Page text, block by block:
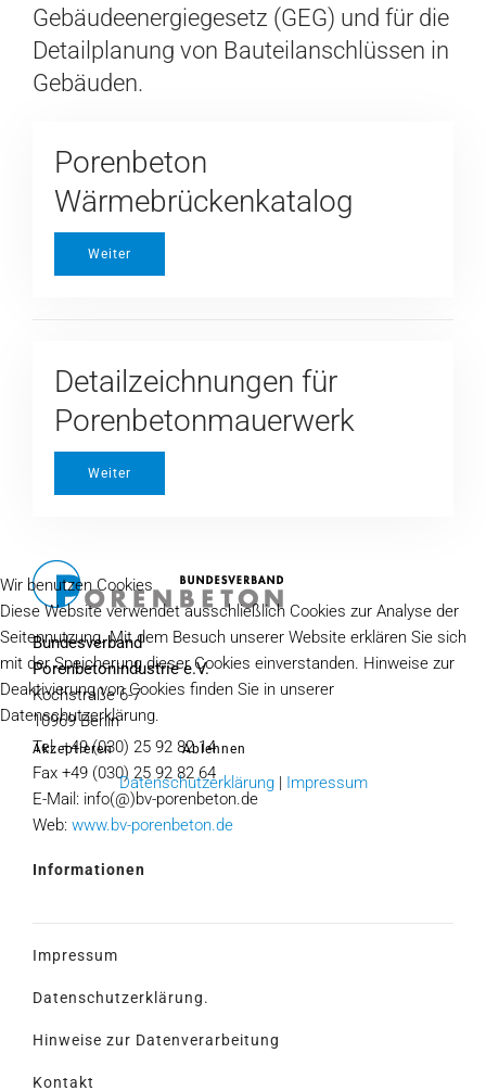
Gebäudeenergiegesetz (GEG) und für die
Detailplanung von Bauteilanschlüssen in
Gebäuden.
Porenbeton
Wärmebrückenkatalog
Weiter
Detailzeichnungen für
Porenbetonmauerwerk
Weiter
Bundesverband
Porenbetonindustrie e.V.
Kochstraße 6-7
10969 Berlin
Tel. +49 (030) 25 92 82 14
Fax +49 (030) 25 92 82 64
E-Mail: info(@)bv-porenbeton.de
Web: www.bv-porenbeton.de
Informationen
Impressum
Datenschutzerklärung.
Hinweise zur Datenverarbeitung
Kontakt
Wir benutzen Cookies
Diese Website verwendet ausschließlich Cookies zur Analyse der
Seitennutzung. Mit dem Besuch unserer Website erklären Sie sich
mit der Speicherung dieser Cookies einverstanden. Hinweise zur
Deaktivierung von Cookies finden Sie in unserer
Datenschutzerklärung.
Akzeptieren Ablehnen
Datenschutzerklärung| Impressum